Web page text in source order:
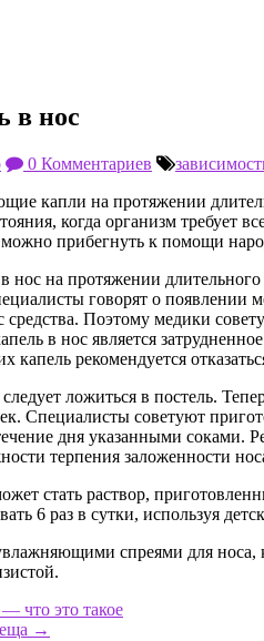
в нос
0 Комментариев
капли на протяжении
когда организм требует
прибегнуть к помощи
нос на протяжении
говорят о появлении
средства. Поэтому медики
в нос является
рекомендуется
ложиться в постель.
Специалисты советуют
дня указанными соками.
терпения заложенности
стать раствор,
6 раз в сутки, используя
спреями для
что это такое
→